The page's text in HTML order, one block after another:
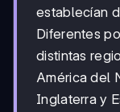
establecían
Diferentes
distintas
América del
Inglaterra y